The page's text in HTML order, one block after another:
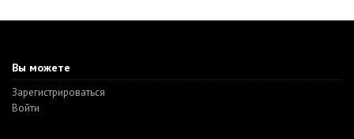
Вы можете
Зарегистрироваться
Войти